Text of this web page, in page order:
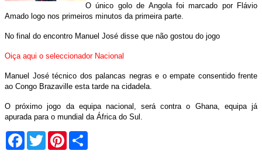
O único golo de Angola foi marcado por Flávio
Amado logo nos primeiros minutos da primeira parte.
No final do encontro Manuel José disse que não gostou do jogo
Oiça aqui o seleccionador Nacional
Manuel José técnico dos palancas negras e o empate consentido frente
ao Congo Brazaville esta tarde na cidadela.
O próximo jogo da equipa nacional, será contra o Ghana, equipa já
apurada para o mundial da África do Sul.
Facebook
TwitterPinterest